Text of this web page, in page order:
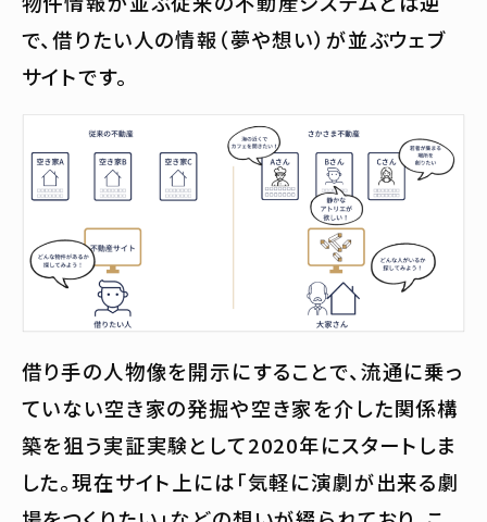
で、借りたい人の情報（夢や想い）が並ぶウェブ
サイトです。
借り手の人物像を開示にすることで、流通に乗っ
ていない空き家の発掘や空き家を介した関係構
築を狙う実証実験として2020年にスタートしま
した。現在サイト上には「気軽に演劇が出来る劇